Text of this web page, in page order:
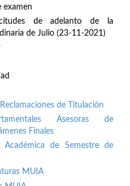
examen
de adelanto de la
de Julio (23-11-2021)
de Titulación
Asesoras de
Finales
Académica de Semestre de
MUIA